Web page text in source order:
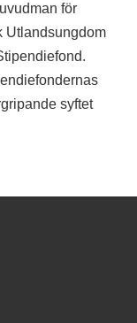
för
Utlandsungdom
syftet